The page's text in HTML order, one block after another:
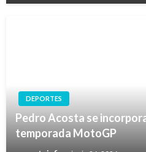
DEPORTES
Pedro Acosta se
temporada MotoGP